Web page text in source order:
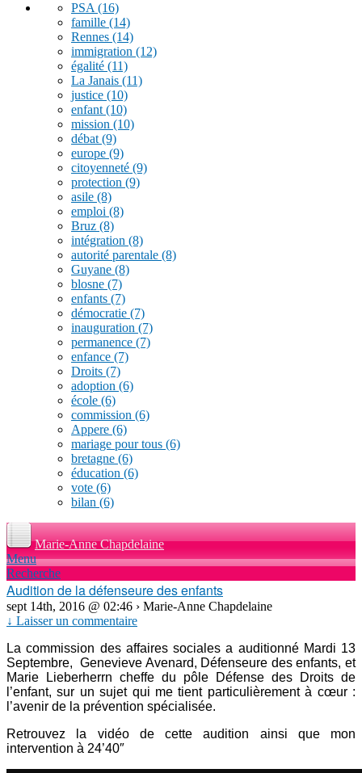
PSA (16)
famille (14)
Rennes (14)
immigration (12)
égalité (11)
La Janais (11)
justice (10)
enfant (10)
mission (10)
débat (9)
europe (9)
citoyenneté (9)
protection (9)
asile (8)
emploi (8)
Bruz (8)
intégration (8)
autorité parentale (8)
Guyane (8)
blosne (7)
enfants (7)
démocratie (7)
inauguration (7)
permanence (7)
enfance (7)
Droits (7)
adoption (6)
école (6)
commission (6)
Appere (6)
mariage pour tous (6)
bretagne (6)
éducation (6)
vote (6)
bilan (6)
Marie-Anne Chapdelaine
Menu
Recherche
Audition de la défenseure des enfants
sept 14th, 2016 @ 02:46 › Marie-Anne Chapdelaine
↓ Laisser un commentaire
La commission des affaires sociales a auditionné Mardi 13
Septembre, Genevieve Avenard, Défenseure des enfants, et
Marie Lieberherrn cheffe du pôle Défense des Droits de
l’enfant, sur un sujet qui me tient particulièrement à cœur :
l’avenir de la prévention spécialisée.
Retrouvez la vidéo de cette audition ainsi que mon
intervention à 24’40″